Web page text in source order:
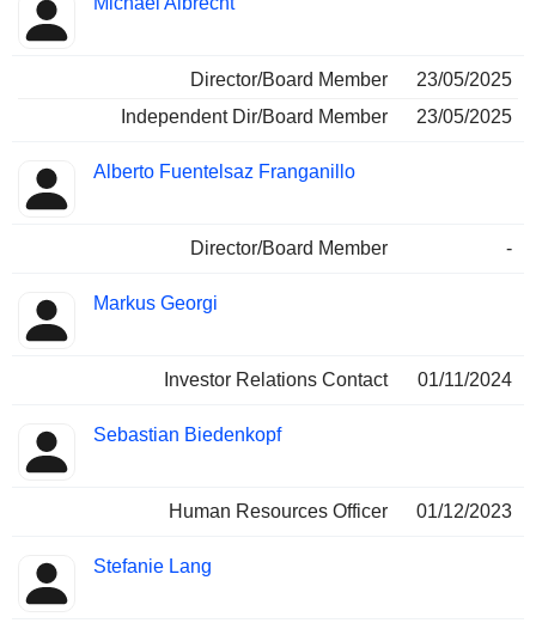
Director/Board Member
23/05/2025
Independent Dir/Board Member
23/05/2025
Alberto Fuentelsaz Franganillo
Director/Board Member -
Markus Georgi
Investor Relations Contact 01/11/2024
Sebastian Biedenkopf
Human Resources Officer 01/12/2023
Stefanie Lang